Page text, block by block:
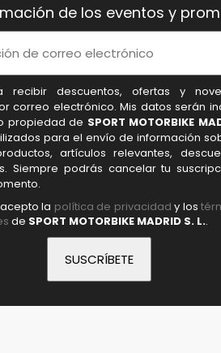
de los eventos y
recibir descuentos, ofertas y
correo electrónico. Mis datos serán
propiedad de SPORT MOTORBIKE
para el envío de información
artículos relevantes,
Siempre podrás cancelar tu
la política de privacidad y los
de SPORT MOTORBIKE MADRID S. L..